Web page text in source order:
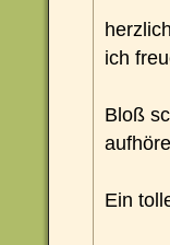
ich
Bloß
Ein